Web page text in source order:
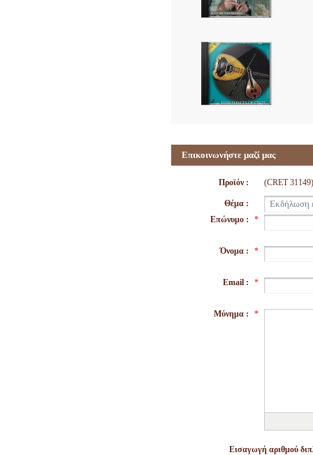
Επικοινωνήστε μαζί μας
Προϊόν : (CRET
Θέμα :
Επώνυμο :
*
Όνομα : *
Email : *
Μύνημα : *
Εισαγωγή αριθμού